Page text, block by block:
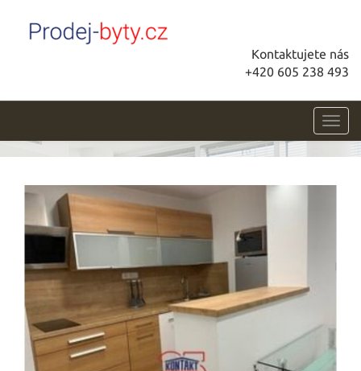
Kontaktujete nás
+420 605 238 493